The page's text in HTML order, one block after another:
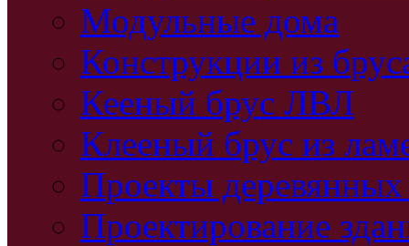
Модульные дома
Конструкции из
Кееный брус ЛВЛ
Клееный брус из
Проекты
Проектирование